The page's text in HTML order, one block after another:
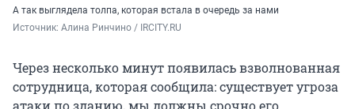
А так выглядела толпа, которая встала в очередь за нами
Источник: Алина Ринчино / IRCITY.RU
Через несколько минут появилась взволнованная
сотрудница, которая сообщила: существует угроза
атаки по зданию, мы должны срочно его